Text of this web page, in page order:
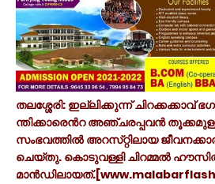
ത​ല​ശ്ശേ​രി: ഇ​ല്ലി​ക്കു​ന്ന് ചി​റ​ക്ക​ക്കാ​വ്
ന്തി​ക്കാ​ര‍െൻറ അ​ഞ്ച​ര​പ്പ​വ​ൻ
സം​ഭ​വ​ത്തി​ൽ അ​റ​സ്​​റ്റി​ലാ​യ
ചെ​യ്തു. കൊ​ടു​വ​ള്ളി ചി​റ​മ്മ​ൽ